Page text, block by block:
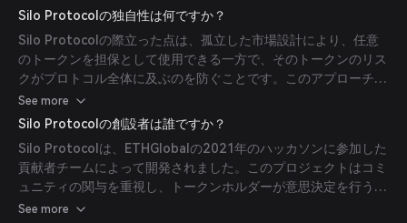
利息を生みますが、借入不可の預金は利息を生みません。この構
造により、各トークンに関連するリスクがそれぞれのSilo内に限
定され、プロトコル全体のシステミックリスクを防ぎます。
Silo Protocolの独自性は何ですか？
Silo Protocolの際立った点は、孤立した市場設計により、任意
のトークンを担保として使用できる一方で、そのトークンのリス
クがプロトコル全体に及ぶのを防ぐことです。このアプローチに
より、多種多様なトークンの貸借市場を作成でき、包摂性とスケ
ーラビリティが促進されます。さらに、Siloの許可不要の性質に
より、ガバナンスの承認なしに誰でも任意のトークンの市場を作
成できます。
See more
Silo Protocolの創設者は誰ですか？
Silo Protocolは、ETHGlobalの2021年のハッカソンに参加した
貢献者チームによって開発されました。このプロジェクトはコミ
ュニティの関与を重視し、トークンホルダーが意思決定を行う分
散型自律組織（DAO）として運営されています。
See more